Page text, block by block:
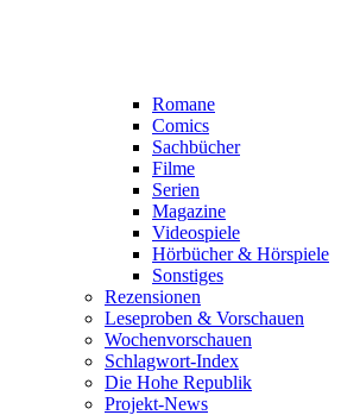
Romane
Comics
Sachbücher
Filme
Serien
Magazine
Videospiele
Hörbücher & Hörspiele
Sonstiges
Rezensionen
Leseproben & Vorschauen
Wochenvorschauen
Schlagwort-Index
Die Hohe Republik
Projekt-News